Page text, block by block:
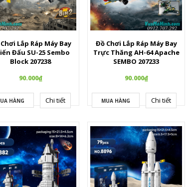
Lắp Ráp Máy Bay
Đấu SU-25 Sembo
Block 207238
90.000₫
HÀNG Chi tiết
Đồ Chơi Lắp Ráp Máy Bay
Trực Thăng AH-64 Apache
SEMBO 207233
90.000₫
MUA HÀNG Chi tiết